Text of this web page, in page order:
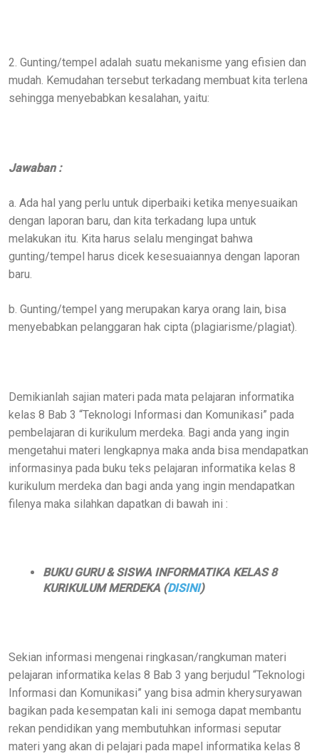
2. Gunting/tempel adalah suatu mekanisme yang efisien dan
mudah. Kemudahan tersebut terkadang membuat kita terlena
sehingga menyebabkan kesalahan, yaitu:
Jawaban :
a. Ada hal yang perlu untuk diperbaiki ketika menyesuaikan
dengan laporan baru, dan kita terkadang lupa untuk
melakukan itu. Kita harus selalu mengingat bahwa
gunting/tempel harus dicek kesesuaiannya dengan laporan
baru.
b. Gunting/tempel yang merupakan karya orang lain, bisa
menyebabkan pelanggaran hak cipta (plagiarisme/plagiat).
Demikianlah sajian materi pada mata pelajaran informatika
kelas 8 Bab 3 “Teknologi Informasi dan Komunikasi” pada
pembelajaran di kurikulum merdeka. Bagi anda yang ingin
mengetahui materi lengkapnya maka anda bisa mendapatkan
informasinya pada buku teks pelajaran informatika kelas 8
kurikulum merdeka dan bagi anda yang ingin mendapatkan
filenya maka silahkan dapatkan di bawah ini :
BUKU GURU & SISWA INFORMATIKA KELAS 8
KURIKULUM MERDEKA (DISINI)
Sekian informasi mengenai ringkasan/rangkuman materi
pelajaran informatika kelas 8 Bab 3 yang berjudul “Teknologi
Informasi dan Komunikasi” yang bisa admin kherysuryawan
bagikan pada kesempatan kali ini semoga dapat membantu
rekan pendidikan yang membutuhkan informasi seputar
materi yang akan di pelajari pada mapel informatika kelas 8